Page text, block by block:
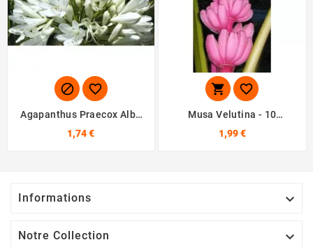
 
Agapanthus Praecox Alba
- 10 Graines
1,74 €
 
Musa Velutina - 10
Graines
1,99 €
Informations 
Notre Collection 